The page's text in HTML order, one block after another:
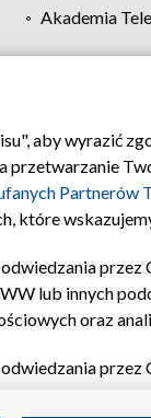
Akademia
Regulamin TVP
aby wyrazić
Partnerów
które
przez
lub innych
oraz
przez